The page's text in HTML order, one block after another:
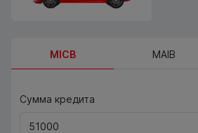
MICB MAIB
Сумма кредита